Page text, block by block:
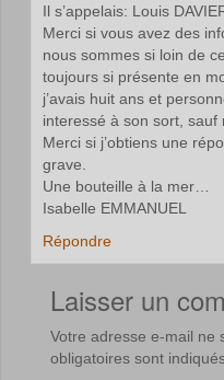
Il s’appelais: Louis
Merci si vous avez des
nous sommes si loin de
toujours si présente en
j’avais huit ans et
interessé à son sort, sauf
Merci si j’obtiens une
grave.
Une bouteille à la mer…
Isabelle EMMANUEL
Répondre
Laisser un
Votre adresse e-mail ne
obligatoires sont